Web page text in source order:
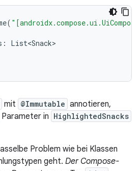
(
:
List<Snack>
mit @Immutable annotieren,
Parameter in HighlightedSnacks
Problem wie bei Klassen
geht. Der Compose-